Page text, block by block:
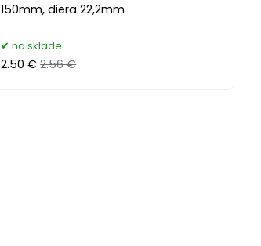
150mm, diera 22,2mm
na sklade
2.50 € 2.56 €